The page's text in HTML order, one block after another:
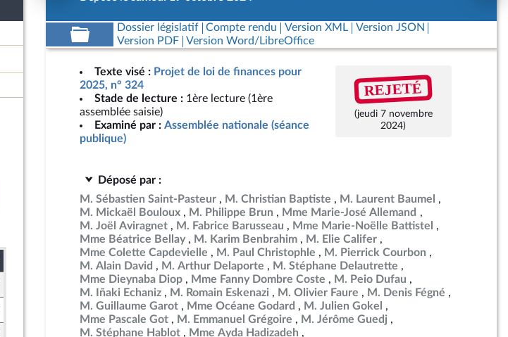
19 octobre 2024
19 octobre 2024
Dossier législatif Compte rendu Version XML
Version JSON
Version PDF
Version Word/LibreOffice
Texte visé : Projet de loi de finances pour
2025, n° 324
Stade de lecture : 1ère lecture (1ère
assemblée saisie)
Examiné par : Assemblée nationale (séance
publique)
REJETÉ
(jeudi 7 novembre
2024)
Déposé par :
M. Sébastien Saint-Pasteur
M. Christian Baptiste
M. Laurent Baumel
M. Mickaël Bouloux
M. Philippe Brun
Mme Marie-José Allemand
M. Joël Aviragnet
M. Fabrice Barusseau
Mme Marie-Noëlle Battistel
Mme Béatrice Bellay
M. Karim Benbrahim
M. Elie Califer
Mme Colette Capdevielle
M. Paul Christophle
M. Pierrick Courbon
M. Alain David
M. Arthur Delaporte
M. Stéphane Delautrette
Mme Dieynaba Diop
Mme Fanny Dombre Coste
M. Peio Dufau
M. Iñaki Echaniz
M. Romain Eskenazi M. Olivier Faure
M. Denis Fégné
M. Guillaume Garot
Mme Océane Godard
M. Julien Gokel
Mme Pascale Got
M. Emmanuel Grégoire
M. Jérôme Guedj
M. Stéphane Hablot
Mme Ayda Hadizadeh